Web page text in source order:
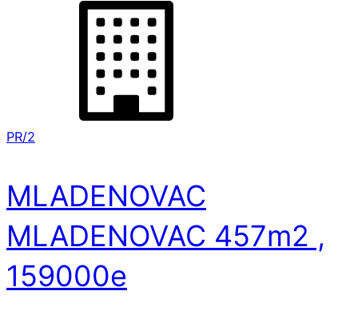
PR/2
MLADENOVAC
MLADENOVAC 457m2 ,
159000e